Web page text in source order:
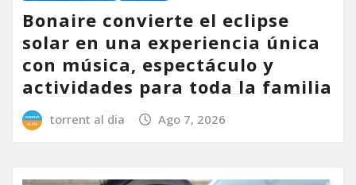
Bonaire convierte el eclipse
solar en una experiencia única
con música, espectáculo y
actividades para toda la familia
torrent al dia Ago 7, 2026